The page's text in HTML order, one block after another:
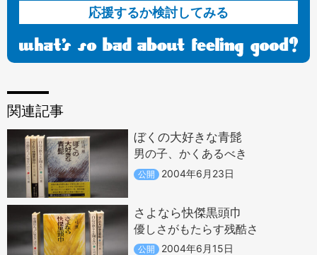
応援するか検討してみる
関連記事
ぼくの大好きな青髭
男の子、かくあるべき
公開 2004年6月23日
さよなら快傑黒頭巾
優しさがもたらす残酷さ
公開 2004年6月15日